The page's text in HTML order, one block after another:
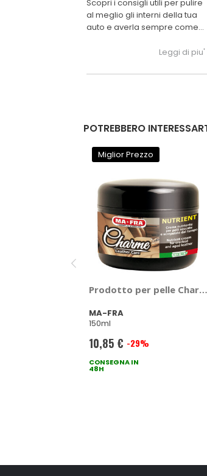
Scopri i consigli utili per pulire
al meglio gli interni della tua
auto e averla sempre come
Leggi di piu'
POTREBBERO
Miglior Prezzo
Prodotto per pelle
MA-FRA
150ml
Prezzo
speciale
10,85 € -29%
CONSEGNA IN
48H